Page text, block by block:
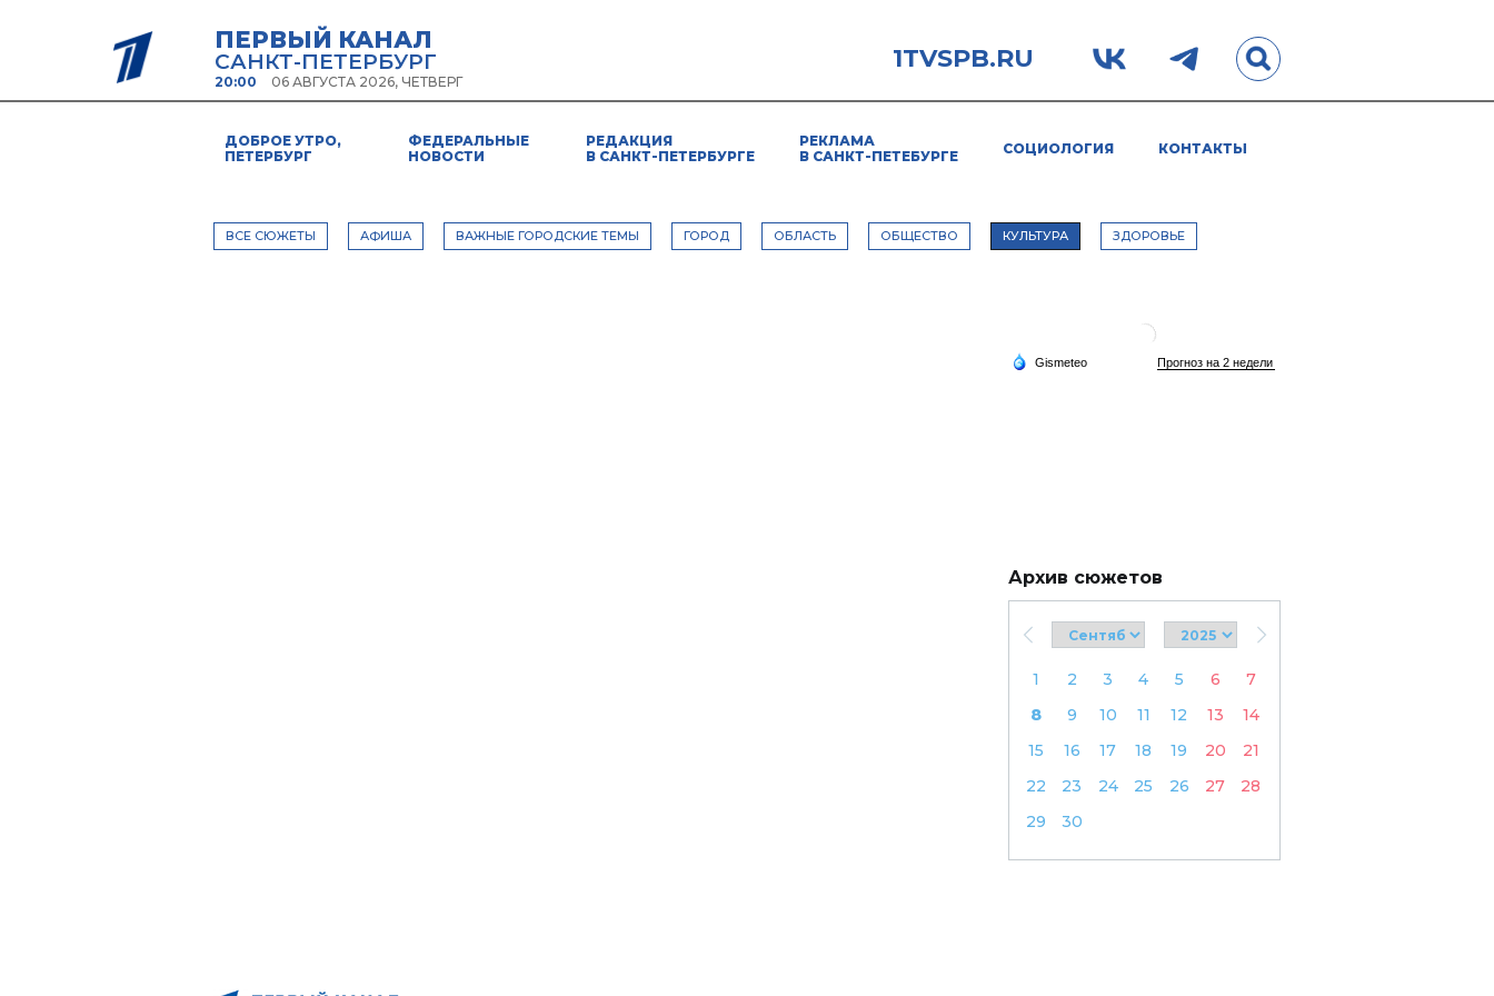
ПЕРВЫЙ КАНАЛ
САНКТ-ПЕТЕРБУРГ
20:00 06 АВГУСТА 2026, ЧЕТВЕРГ
1TVSPB.RU
ДОБРОЕ УТРО,
ПЕТЕРБУРГ
ФЕДЕРАЛЬНЫЕ
НОВОСТИ
РЕДАКЦИЯ
В САНКТ-ПЕТЕРБУРГЕ
РЕКЛАМА
В САНКТ-ПЕТЕБУРГЕ
СОЦИОЛОГИЯ КОНТАКТЫ
ВСЕ СЮЖЕТЫ АФИША ВАЖНЫЕ ГОРОДСКИЕ ТЕМЫ ГОРОД ОБЛАСТЬ ОБЩЕСТВО КУЛЬТУРА ЗДОРОВЬЕ
Архив сюжетов
1 2 3 4 5 6
7
8
9 10 11 12 13
14
15
16 17 18 19 20
21
22
23 24 25 26 27
28
29
30